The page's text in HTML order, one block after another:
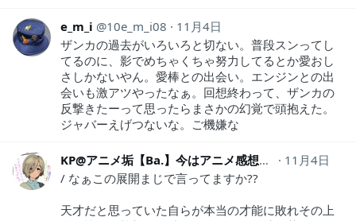
e_m_i 10e_m_i08
11月4日
ザンカの過去がいろいろと切ない。普段スンってし
てるのに、影でめちゃくちゃ努力してるとか愛おし
さしかないやん。愛棒との出会い。エンジンとの出
会いも激アツやったなぁ。回想終わって、ザンカの
反撃きたーって思ったらまさかの幻覚で頭抱えた。
ジャバーえげつないな。ご機嫌な
KP@アニメ垢【Ba.】今はアニメ感想の人
11月4日
/ なぁこの展開まじで言ってますか??
天才だと思っていた自らが本当の才能に敗れその上